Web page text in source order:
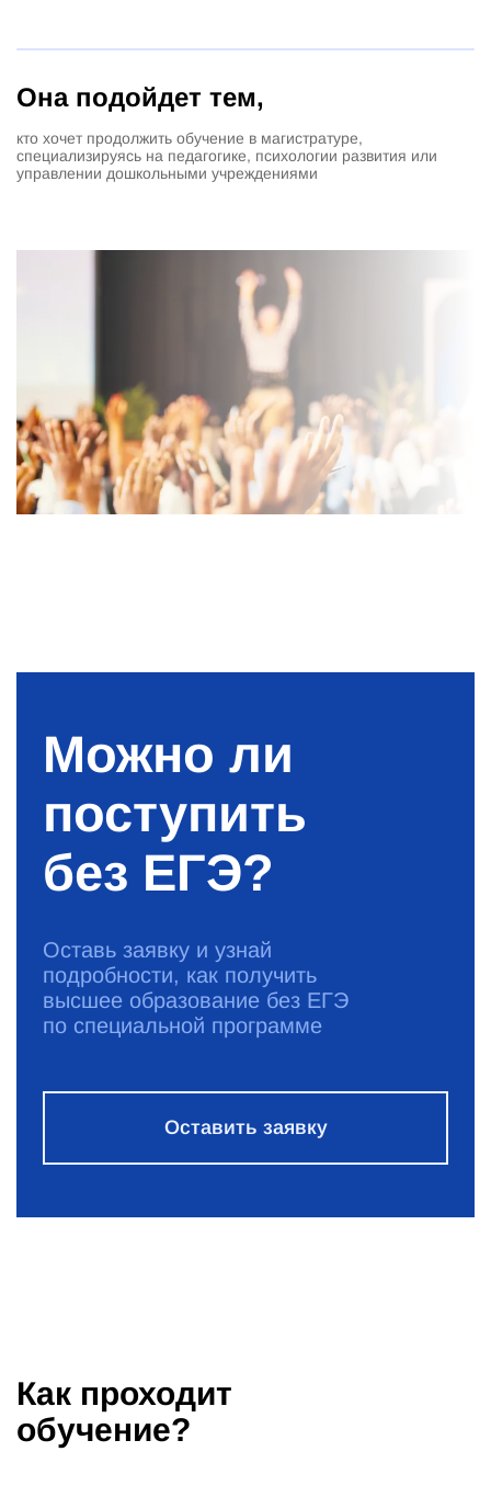
Она подойдет тем,
кто хочет продолжить обучение в магистратуре,
специализируясь на педагогике, психологии развития или
управлении дошкольными учреждениями
Можно ли
поступить
без ЕГЭ?
Оставь заявку и узнай
подробности, как получить
высшее образование без ЕГЭ
по специальной программе
Оставить заявку
Как проходит
обучение?